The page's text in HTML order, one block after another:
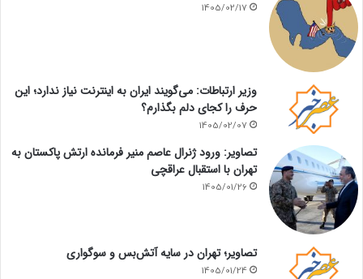
1405/02/17
وزیر ارتباطات: می‌گویند ایران به اینترنت نیاز ندارد؛ این
حرف را کجای دلم بگذارم؟
1405/02/07
تصاویر: ورود ژنرال عاصم منیر فرمانده ارتش پاکستان به
تهران با استقبال عراقچی
1405/01/26
تصاویر؛ تهران در سایه آتش‌بس و سوگواری
1405/01/24